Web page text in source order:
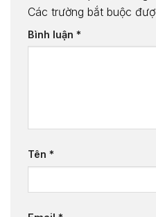
Các trường bắt buộc
Bình luận *
Tên *